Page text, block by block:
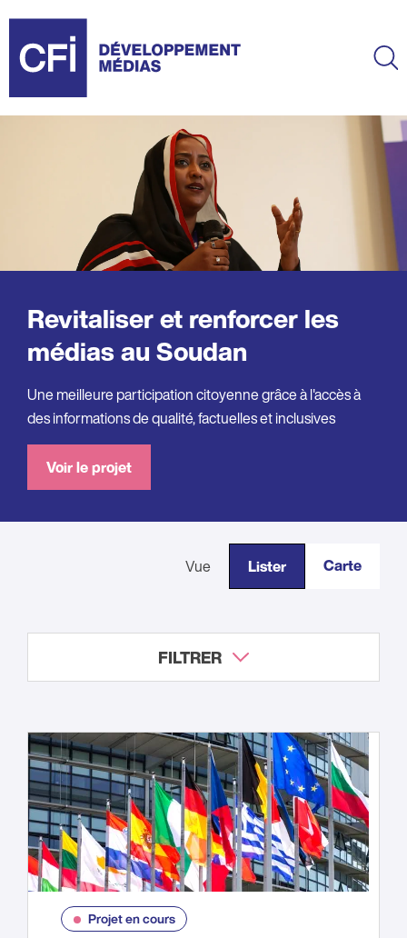
contenu
Revitaliser et renforcer les
médias au Soudan
Une meilleure participation citoyenne grâce à l'accès à
des informations de qualité, factuelles et inclusives
Voir le projet
Vue Lister Carte
FILTRER
Projet en cours